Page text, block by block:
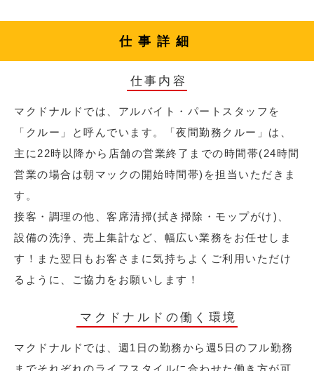
仕事詳細
仕事内容
マクドナルドでは、アルバイト・パートスタッフを
「クルー」と呼んでいます。「夜間勤務クルー」は、
主に22時以降から店舗の営業終了までの時間帯(24時間
営業の場合は朝マックの開始時間帯)を担当いただきま
す。
接客・調理の他、客席清掃(拭き掃除・モップがけ)、
設備の洗浄、売上集計など、幅広い業務をお任せしま
す！また翌日もお客さまに気持ちよくご利用いただけ
るように、ご協力をお願いします！
マクドナルドの働く環境
マクドナルドでは、週1日の勤務から週5日のフル勤務